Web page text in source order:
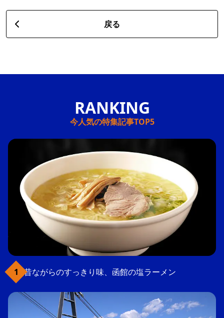
戻る
今人気の特集記事TOP5
昔ながらのすっきり味、函館の塩ラーメン